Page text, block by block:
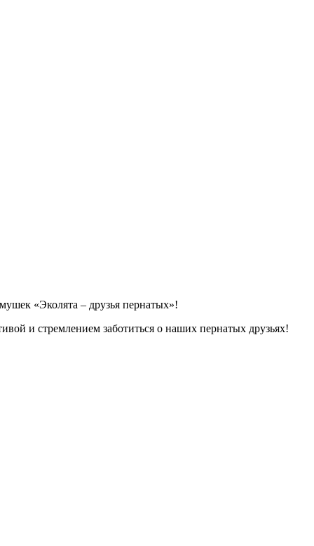
«Эколята – друзья пернатых»!
и стремлением заботиться о наших пернатых друзьях!